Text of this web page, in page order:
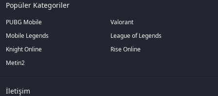
Popüler Kategoriler
PUBG Mobile
Valorant
Mobile Legends
League of Legends
Knight Online
Rise Online
Metin2
İletişim